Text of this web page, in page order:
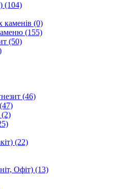
(104)
каменів (0)
(155)
(50)
(46)
(47)
(2)
(22)
Офіт) (13)